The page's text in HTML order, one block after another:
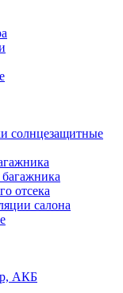
солнцезащитные
отсека
салона
АКБ